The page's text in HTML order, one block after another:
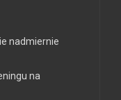
nadmiernie
na